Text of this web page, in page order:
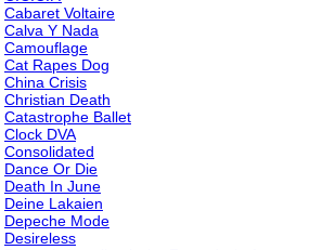
Cabaret Voltaire
Calva Y Nada
Camouflage
Cat Rapes Dog
China Crisis
Christian Death
Catastrophe Ballet
Clock DVA
Consolidated
Dance Or Die
Death In June
Deine Lakaien
Depeche Mode
Desireless